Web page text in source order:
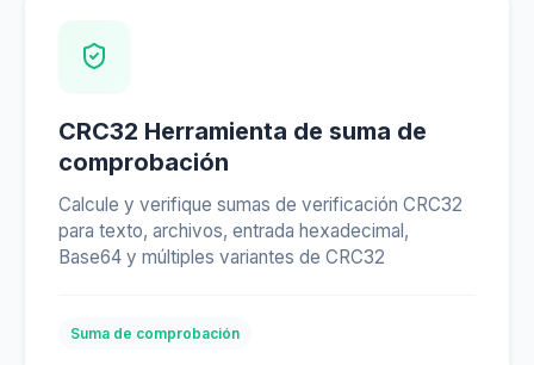
CRC32 Herramienta de suma de
comprobación
Calcule y verifique sumas de verificación CRC32
para texto, archivos, entrada hexadecimal,
Base64 y múltiples variantes de CRC32
Suma de comprobación